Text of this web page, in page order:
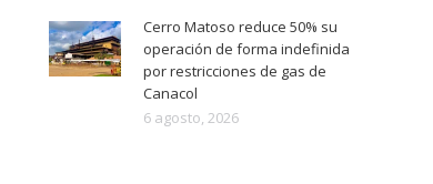
Cerro Matoso reduce 50% su
operación de forma indefinida
por restricciones de gas de
Canacol
6 agosto, 2026